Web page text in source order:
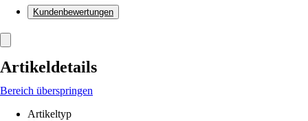
Kundenbewertungen
Artikeldetails
Bereich überspringen
Artikeltyp